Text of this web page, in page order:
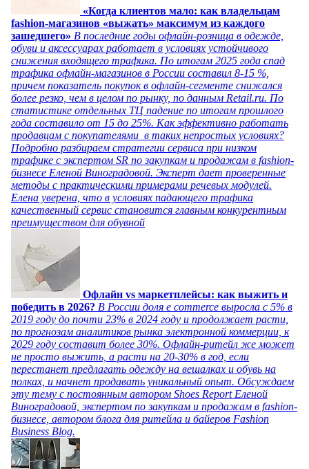
«Когда клиентов мало: как владельцам
fashion-магазинов «выжать» максимум из каждого
зашедшего» В последние годы офлайн-розница в одежде,
обуви и аксессуарах работает в условиях устойчивого
снижения входящего трафика. По итогам 2025 года спад
трафика офлайн-магазинов в России составил 8-15 %,
причем показатель покупок в офлайн-сегменте снижался
более резко, чем в целом по рынку, по данным Retail.ru. По
статистике отдельных ТЦ падение по итогам прошлого
года составило от 15 до 25%. Как эффективно работать
продавцам с покупателями в таких непростых условиях?
Подробно разбираем стратегии сервиса при низком
трафике с экспертом SR по закупкам и продажам в fashion-
бизнесе Еленой Виноградовой. Эксперт дает проверенные
методы с практическими примерами речевых модулей.
Елена уверена, что в условиях падающего трафика
качественный сервис становится главным конкурентным
преимуществом для обувной
Офлайн vs маркетплейсы: как выжить и
победить в 2026? В России доля e commerce выросла с 5% в
2019 году до почти 23% в 2024 году и продолжает расти,
по прогнозам аналитиков рынка электронной коммерции, к
2029 году составит более 30%. Офлайн-ритейл же может
не просто выжить, а расти на 20-30% в год, если
перестанет предлагать одежду на вешалках и обувь на
полках, и начнет продавать уникальный опыт. Обсуждаем
эту тему с постоянным автором Shoes Report Еленой
Виноградовой, экспертом по закупкам и продажам в fashion-
бизнесе, автором блога для ритейла и байеров Fashion
Business Blog.